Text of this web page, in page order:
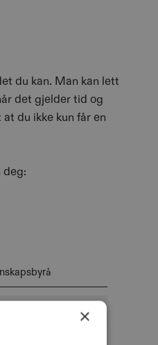
du kan. Man kan lett
det gjelder tid og
du ikke kun får en
deg:
×